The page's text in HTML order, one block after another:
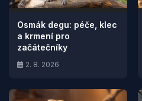
Osmák degu: péče, klec
a krmení pro
začátečníky
2. 8. 2026